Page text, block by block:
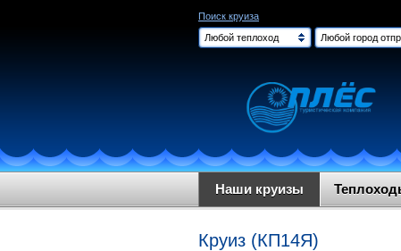
Поиск круиза
Любой теплоход
Любой город отпр.
Наши круизы
Круиз (КП14Я)